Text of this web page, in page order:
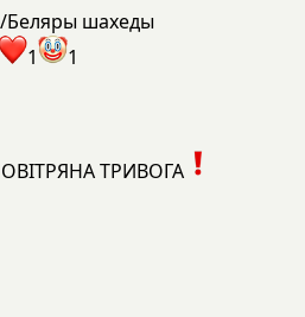
Беляры шахеды
1 1
ТРИВОГА